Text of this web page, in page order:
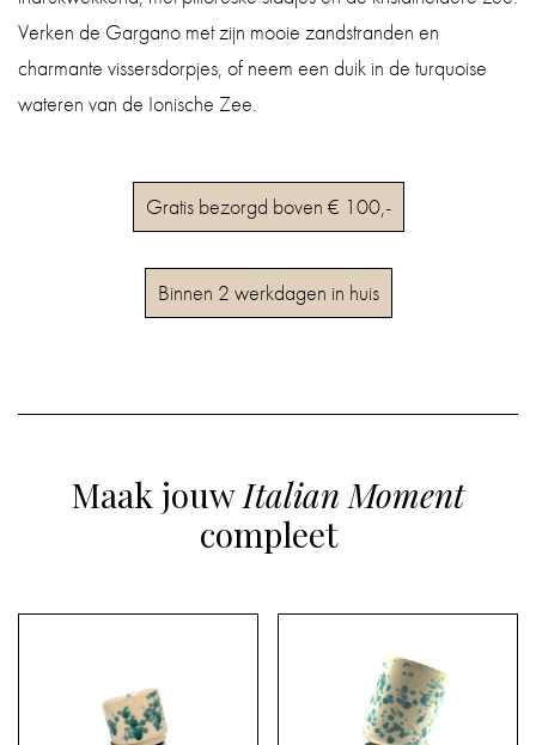
Verken de Gargano met zijn mooie zandstranden en
charmante vissersdorpjes, of neem een ​​duik in de turquoise
wateren van de Ionische Zee.
Gratis bezorgd boven € 100,-
Binnen 2 werkdagen in huis
Maak jouwItalian Moment
compleet